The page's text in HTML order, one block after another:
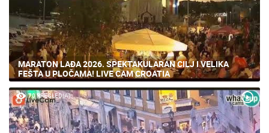
MARATON LAĐA 2026. SPEKTAKULARAN CILJ I VELIKA
FEŠTA U PLOČAMA! LIVE CAM CROATIA
70 PREGLED(A)